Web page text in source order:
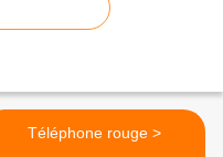
Téléphone rouge >